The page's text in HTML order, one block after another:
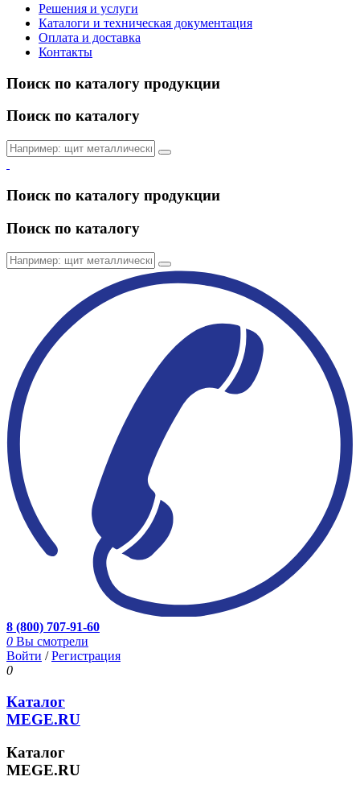
Решения и услуги
Каталоги и техническая документация
Оплата и доставка
Контакты
Поиск по каталогу продукции
Поиск по каталогу
Поиск по каталогу продукции
Поиск по каталогу
8 (800) 707-91-60
0 Вы смотрели
Войти /Регистрация
0
Каталог
MEGE.RU
Каталог
MEGE.RU